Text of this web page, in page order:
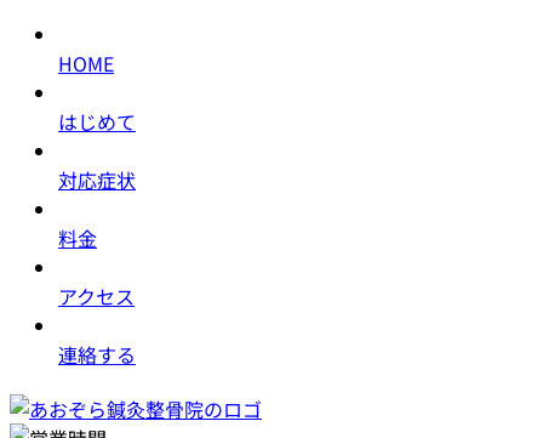
HOME
はじめて
対応症状
料金
アクセス
連絡する